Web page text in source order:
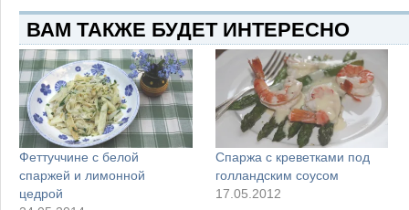
ВАМ ТАКЖЕ БУДЕТ ИНТЕРЕСНО
Феттуччине с белой
спаржей и лимонной
цедрой
Спаржа с креветками под
голландским соусом
17.05.2012